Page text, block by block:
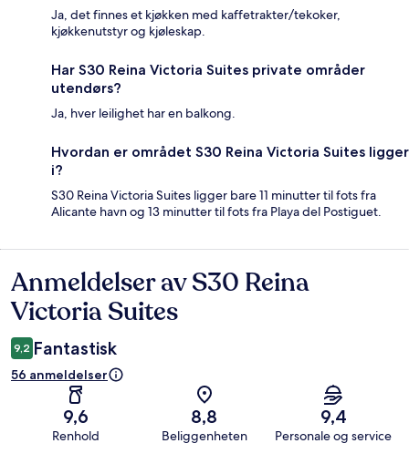
Ja, det finnes et kjøkken med kaffetrakter/tekoker,
kjøkkenutstyr og kjøleskap.
Har S30 Reina Victoria Suites private områder
utendørs?
Ja, hver leilighet har en balkong.
Hvordan er området S30 Reina Victoria Suites ligger
i?
S30 Reina Victoria Suites ligger bare 11 minutter til fots fra
Alicante havn og 13 minutter til fots fra Playa del Postiguet.
Anmeldelser
Anmeldelser av S30 Reina
Victoria Suites
9,2 Fantastisk
56 anmeldelser
9,6
Renhold
8,8
Beliggenheten
9,4
Personale og service